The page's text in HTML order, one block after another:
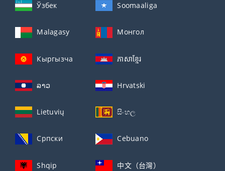
Ўзбек Soomaaliga
Malagasy Монгол
Кыргызча ភាសាខ្មែរ
ລາວ Hrvatski
Lietuvių සිංහල
Српски Cebuano
Shqip 中文（台灣）